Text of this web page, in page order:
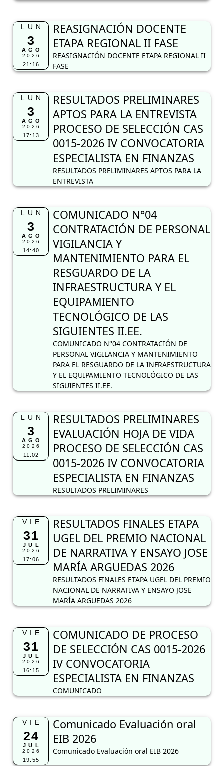
LUN
3
AGO
2026
21:16
REASIGNACIÓN DOCENTE
ETAPA REGIONAL II FASE
REASIGNACIÓN DOCENTE ETAPA REGIONAL II
FASE
LUN
3
AGO
2026
17:13
RESULTADOS PRELIMINARES
APTOS PARA LA ENTREVISTA
PROCESO DE SELECCIÓN CAS
0015-2026 IV CONVOCATORIA
ESPECIALISTA EN FINANZAS
RESULTADOS PRELIMINARES APTOS PARA LA
ENTREVISTA
LUN
3
AGO
2026
14:40
COMUNICADO N°04
CONTRATACIÓN DE PERSONAL
VIGILANCIA Y
MANTENIMIENTO PARA EL
RESGUARDO DE LA
INFRAESTRUCTURA Y EL
EQUIPAMIENTO
TECNOLÓGICO DE LAS
SIGUIENTES II.EE.
COMUNICADO N°04 CONTRATACIÓN DE
PERSONAL VIGILANCIA Y MANTENIMIENTO
PARA EL RESGUARDO DE LA INFRAESTRUCTURA
Y EL EQUIPAMIENTO TECNOLÓGICO DE LAS
SIGUIENTES II.EE.
LUN
3
AGO
2026
11:02
RESULTADOS PRELIMINARES
EVALUACIÓN HOJA DE VIDA
PROCESO DE SELECCIÓN CAS
0015-2026 IV CONVOCATORIA
ESPECIALISTA EN FINANZAS
RESULTADOS PRELIMINARES
VIE
31
JUL
2026
17:06
RESULTADOS FINALES ETAPA
UGEL DEL PREMIO NACIONAL
DE NARRATIVA Y ENSAYO JOSE
MARÍA ARGUEDAS 2026
RESULTADOS FINALES ETAPA UGEL DEL PREMIO
NACIONAL DE NARRATIVA Y ENSAYO JOSE
MARÍA ARGUEDAS 2026
VIE
31
JUL
2026
16:15
COMUNICADO DE PROCESO
DE SELECCIÓN CAS 0015-2026
IV CONVOCATORIA
ESPECIALISTA EN FINANZAS
COMUNICADO
VIE
24
JUL
2026
19:55
Comunicado Evaluación oral
EIB 2026
Comunicado Evaluación oral EIB 2026